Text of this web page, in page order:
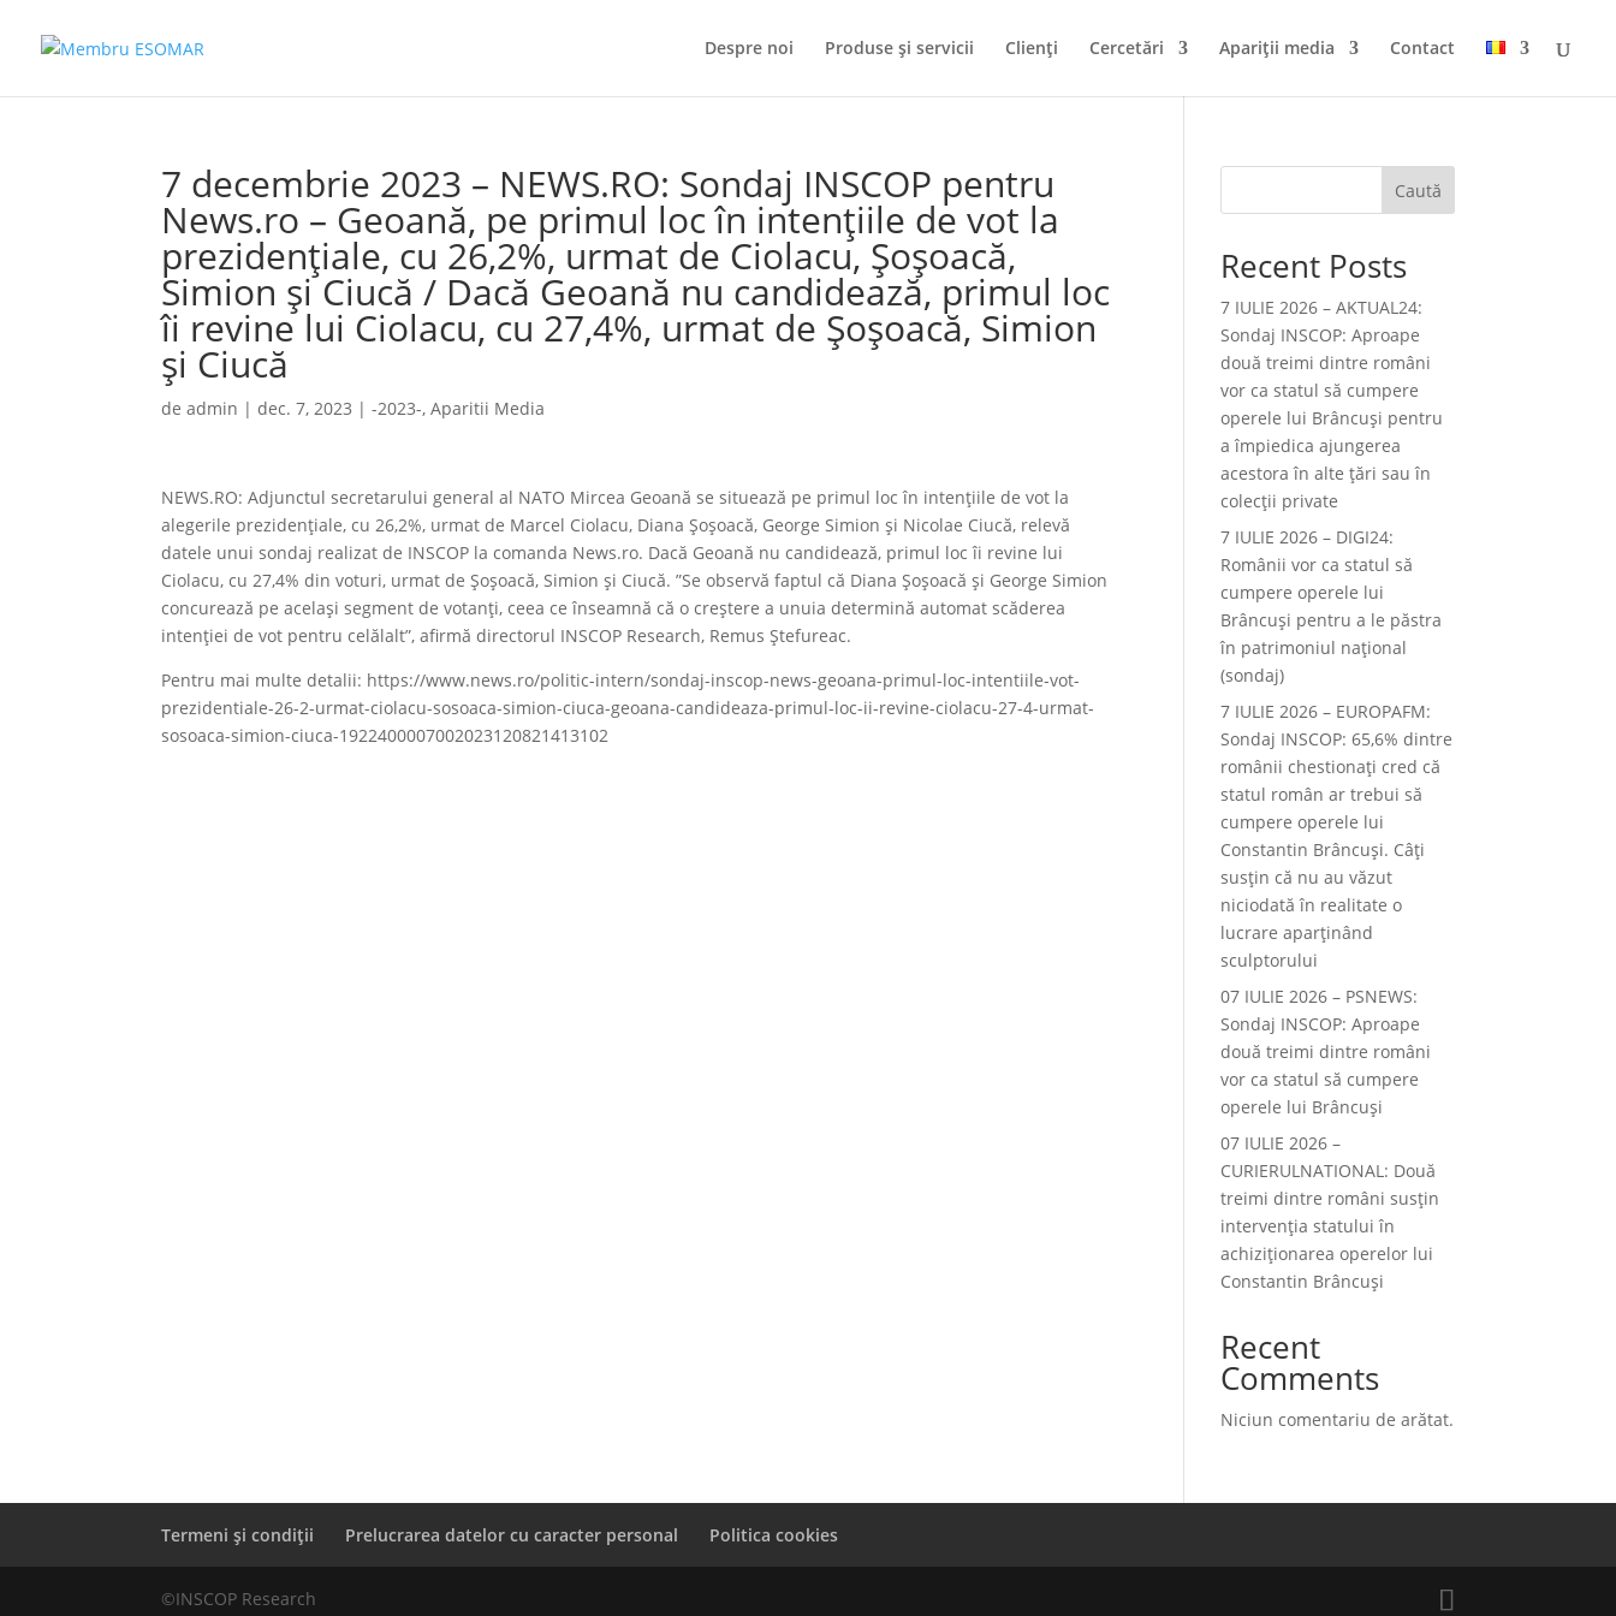
Despre noi Produse și servicii Clienți Cercetări Apariții media Contact
7 decembrie 2023 – NEWS.RO: Sondaj INSCOP pentru
News.ro – Geoană, pe primul loc în intenţiile de vot la
prezidenţiale, cu 26,2%, urmat de Ciolacu, Şoşoacă,
Simion şi Ciucă / Dacă Geoană nu candidează, primul loc
îi revine lui Ciolacu, cu 27,4%, urmat de Şoşoacă, Simion
şi Ciucă
deadmin |dec. 7, 2023 |-2023-,Aparitii Media
NEWS.RO: Adjunctul secretarului general al NATO Mircea Geoană se situează pe primul loc în intenţiile de vot la
alegerile prezidenţiale, cu 26,2%, urmat de Marcel Ciolacu, Diana Şoşoacă, George Simion şi Nicolae Ciucă, relevă
datele unui sondaj realizat de INSCOP la comanda News.ro. Dacă Geoană nu candidează, primul loc îi revine lui
Ciolacu, cu 27,4% din voturi, urmat de Şoşoacă, Simion şi Ciucă. ”Se observă faptul că Diana Şoşoacă şi George Simion
concurează pe acelaşi segment de votanţi, ceea ce înseamnă că o creştere a unuia determină automat scăderea
intenţiei de vot pentru celălalt”, afirmă directorul INSCOP Research, Remus Ştefureac.
Pentru mai multe detalii: https://www.news.ro/politic-intern/sondaj-inscop-news-geoana-primul-loc-intentiile-vot-
prezidentiale-26-2-urmat-ciolacu-sosoaca-simion-ciuca-geoana-candideaza-primul-loc-ii-revine-ciolacu-27-4-urmat-
sosoaca-simion-ciuca-1922400007002023120821413102
Caută
Recent Posts
7 IULIE 2026 – AKTUAL24:
Sondaj INSCOP: Aproape
două treimi dintre români
vor ca statul să cumpere
operele lui Brâncuşi pentru
a împiedica ajungerea
acestora în alte ţări sau în
colecţii private
7 IULIE 2026 – DIGI24:
Românii vor ca statul să
cumpere operele lui
Brâncuși pentru a le păstra
în patrimoniul național
(sondaj)
7 IULIE 2026 – EUROPAFM:
Sondaj INSCOP: 65,6% dintre
românii chestionați cred că
statul român ar trebui să
cumpere operele lui
Constantin Brâncuși. Câți
susțin că nu au văzut
niciodată în realitate o
lucrare aparținând
sculptorului
07 IULIE 2026 – PSNEWS:
Sondaj INSCOP: Aproape
două treimi dintre români
vor ca statul să cumpere
operele lui Brâncuși
07 IULIE 2026 –
CURIERULNATIONAL: Două
treimi dintre români susțin
intervenția statului în
achiziționarea operelor lui
Constantin Brâncuși
Recent
Comments
Niciun comentariu de arătat.
Termeni și condiții Prelucrarea datelor cu caracter personal Politica cookies
©INSCOP Research